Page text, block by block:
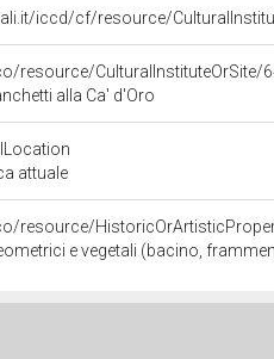
iccd/cf/resource/
resource/CulturalInstituteOrSite/
alla Ca' d'Oro
attuale
resource/
e vegetali (bacino,